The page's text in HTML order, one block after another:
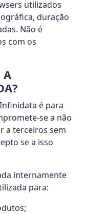
utilizados
duração
Não é
com os
A
é para
se a não
a terceiros sem
se a isso
internamente
para: